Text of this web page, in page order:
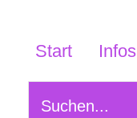
springen
Start Infos